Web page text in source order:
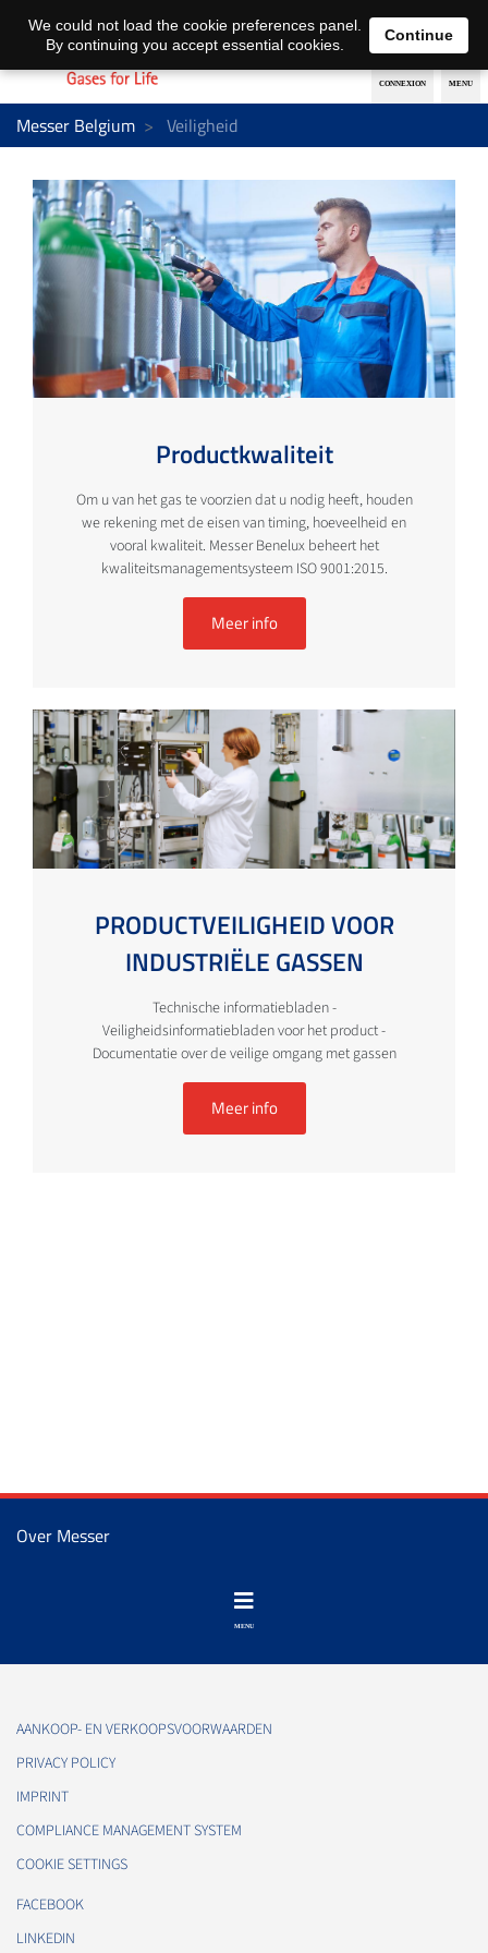
Nederlands français
Messer Belgium Veiligheid
Productkwaliteit
Om u van het gas te voorzien dat u nodig heeft, houden
we rekening met de eisen van timing, hoeveelheid en
vooral kwaliteit. Messer Benelux beheert het
kwaliteitsmanagementsysteem ISO 9001:2015.
Meer info
PRODUCTVEILIGHEID VOOR
INDUSTRIËLE GASSEN
Technische informatiebladen -
Veiligheidsinformatiebladen voor het product -
Documentatie over de veilige omgang met gassen
Meer info
Over Messer
AANKOOP- EN VERKOOPSVOORWAARDEN
PRIVACY POLICY
IMPRINT
COMPLIANCE MANAGEMENT SYSTEM
COOKIE SETTINGS
FACEBOOK
LINKEDIN
We could not load the cookie preferences panel.
By continuing you accept essential cookies.
Continue